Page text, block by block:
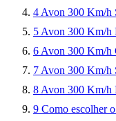
4 Avon 300 Km/h
5 Avon 300 Km/h
6 Avon 300 Km/h
7 Avon 300 Km/h
8 Avon 300 Km/h
9 Como escolher